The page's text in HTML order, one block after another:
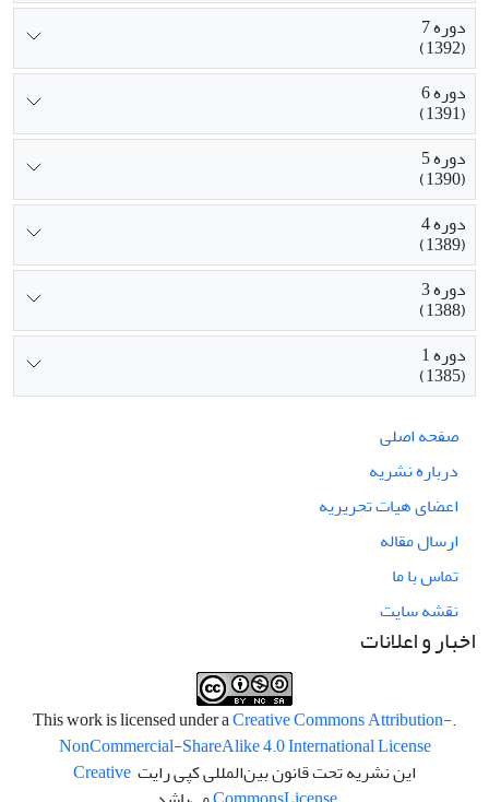
دوره 7
(1392)
دوره 6
(1391)
دوره 5
(1390)
دوره 4
(1389)
دوره 3
(1388)
دوره 1
(1385)
صفحه اصلی
درباره نشریه
اعضای هیات تحریریه
ارسال مقاله
تماس با ما
نقشه سایت
اخبار و اعلانات
.This work is licensed under a
Creative Commons Attribution-
NonCommercial-ShareAlike 4.0 International License
این نشریه تحت قانون بین‌المللی کپی رایت Creative